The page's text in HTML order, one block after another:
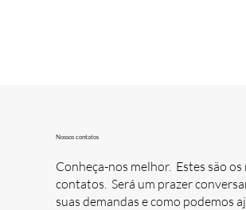
Nossos contatos
Conheça-nos melhor. Estes são os
contatos. Será um prazer
suas demandas e como podemos